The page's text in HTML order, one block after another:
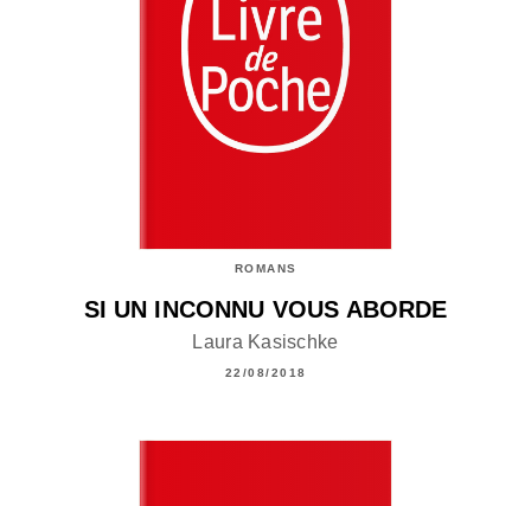
ROMANS
SI UN INCONNU VOUS ABORDE
Laura Kasischke
22/08/2018